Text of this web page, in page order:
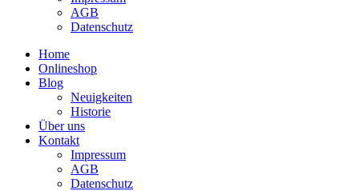
AGB
Datenschutz
Home
Onlineshop
Blog
Neuigkeiten
Historie
Über uns
Kontakt
Impressum
AGB
Datenschutz